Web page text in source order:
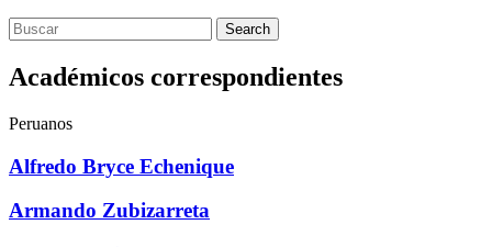
Search
Académicos correspondientes
Peruanos
Alfredo Bryce Echenique
Armando Zubizarreta